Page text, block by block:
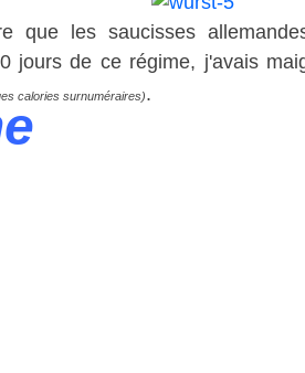
que les saucisses
jours de ce régime, j'avais
calories surnuméraires).